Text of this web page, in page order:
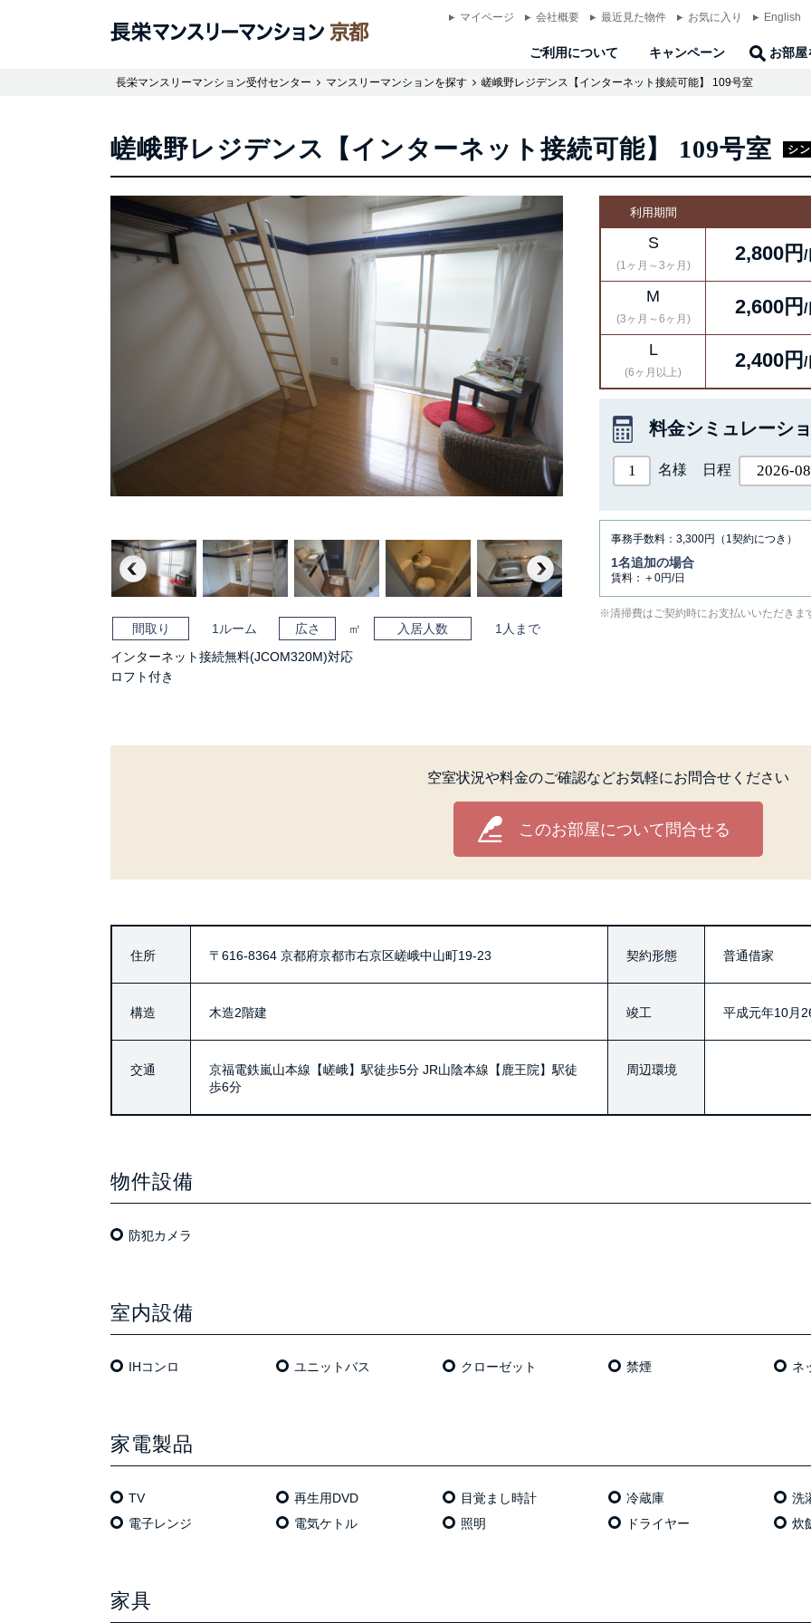
マイページ 会社概要 最近見た物件 お気に入り English
ご利用について キャンペーン お部屋
長栄マンスリーマンション受付センター マンスリーマンションを探す 嵯峨野レジデンス【インターネット接続可能】 109号室
嵯峨野レジデンス【インターネット接続可能】 109号室 シ
Previous Next
間取り 1ルーム 広さ ㎡ 入居人数
1人まで
インターネット接続無料(JCOM320M)対応
ロフト付き
利用期間
S
(1ヶ月～3ヶ月)
2,800円 /
M
(3ヶ月～6ヶ月)
2,600円 /
L
(6ヶ月以上)
2,400円 /
料金シミュレーシ
名様 日程
事務手数料：3,300円（1契約につき）
1名追加の場合
賃料：＋0円/日
清掃費はご契約時にお支払いいただきま
空室状況や料金のご確認などお気軽にお問合せください
このお部屋について問合せる
住所 〒616-8364 京都府京都市右京区嵯峨中山町19-23 契約形態 普通借家
構造 木造2階建 竣工 平成元年10月
交通
京福電鉄嵐山本線【嵯峨】駅徒歩5分 JR山陰本線【鹿王院】駅徒
歩6分
周辺環境
物件設備
防犯カメラ
室内設備
IHコンロ ユニットバス クローゼット 禁煙 ネ
家電製品
TV 再生用DVD 目覚まし時計 冷蔵庫
洗
電⼦レンジ
電気ケトル 照明 ドライヤー 炊
家具